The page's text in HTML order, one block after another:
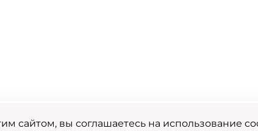
Политика конфиденциальности
сайтом, вы соглашаетесь на использование